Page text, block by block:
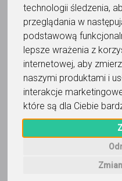
technologii śledzenia,
przeglądania w
podstawową
lepsze wrażenia z
internetowej, aby
naszymi produktami i
interakcje
które są dla Ciebie
Do ulubionych
Oznacz wystąpienie